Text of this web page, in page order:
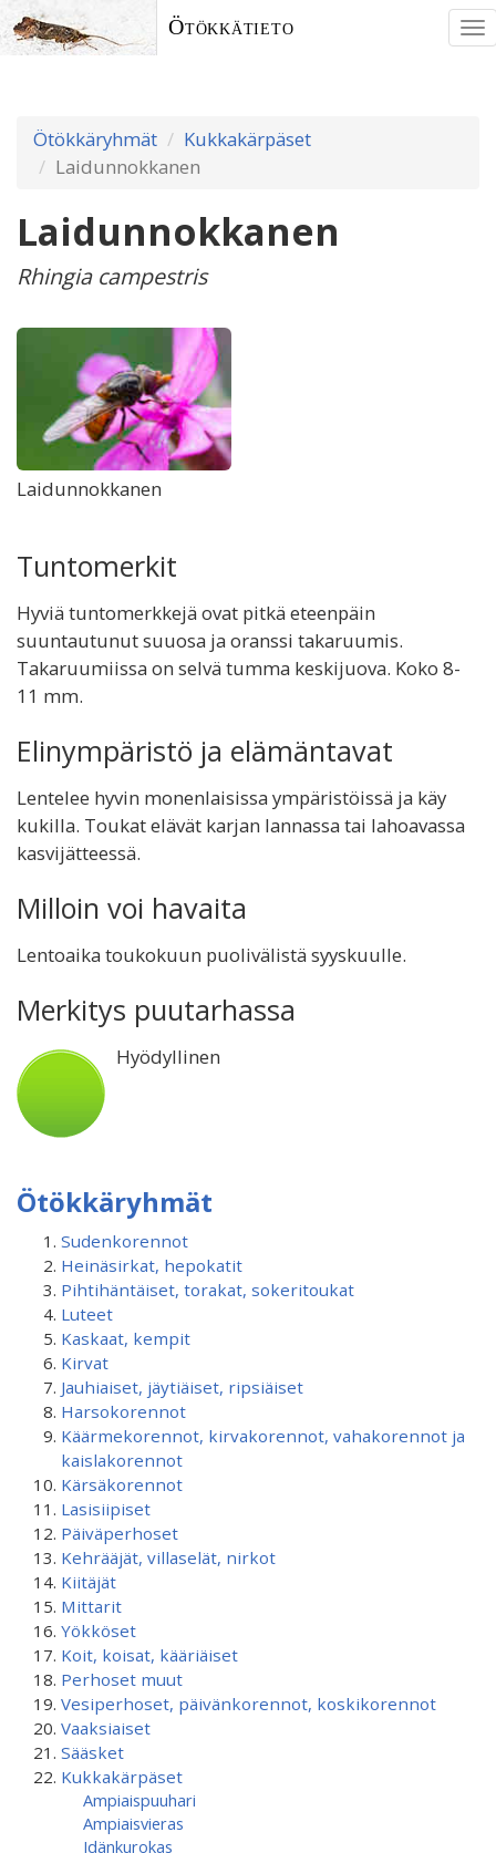
Ötökkätieto
Ötökkäryhmät
Kukkakärpäset
Laidunnokkanen
Laidunnokkanen
Rhingia campestris
Laidunnokkanen
Tuntomerkit
Hyviä tuntomerkkejä ovat pitkä eteenpäin
suuntautunut suuosa ja oranssi takaruumis.
Takaruumiissa on selvä tumma keskijuova. Koko 8-
11 mm.
Elinympäristö ja elämäntavat
Lentelee hyvin monenlaisissa ympäristöissä ja käy
kukilla. Toukat elävät karjan lannassa tai lahoavassa
kasvijätteessä.
Milloin voi havaita
Lentoaika toukokuun puolivälistä syyskuulle.
Merkitys puutarhassa
Hyödyllinen
Ötökkäryhmät
Sudenkorennot
Heinäsirkat, hepokatit
Pihtihäntäiset, torakat, sokeritoukat
Luteet
Kaskaat, kempit
Kirvat
Jauhiaiset, jäytiäiset, ripsiäiset
Harsokorennot
Käärmekorennot, kirvakorennot, vahakorennot ja
kaislakorennot
Kärsäkorennot
Lasisiipiset
Päiväperhoset
Kehrääjät, villaselät, nirkot
Kiitäjät
Mittarit
Yökköset
Koit, koisat, kääriäiset
Perhoset muut
Vesiperhoset, päivänkorennot, koskikorennot
Vaaksiaiset
Sääsket
Kukkakärpäset
Ampiaispuuhari
Ampiaisvieras
Idänkurokas